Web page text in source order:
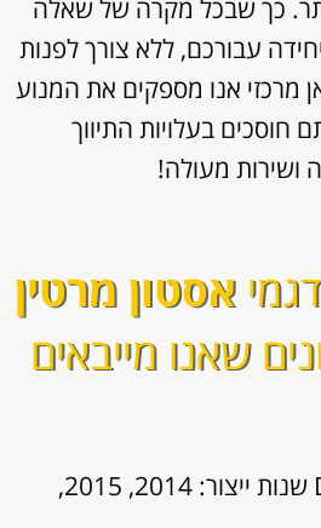
כך שבכל מקרה של שאלה
עבורכם, ללא צורך לפנות
מרכזי אנו מספקים את המנוע
חוסכים בעלויות התיווך
ושירות מעולה!
אסטון מרטין
שאנו מייבאים
אסטון מרטין DB9 6.0 שנות ייצור: 2014, 2015,